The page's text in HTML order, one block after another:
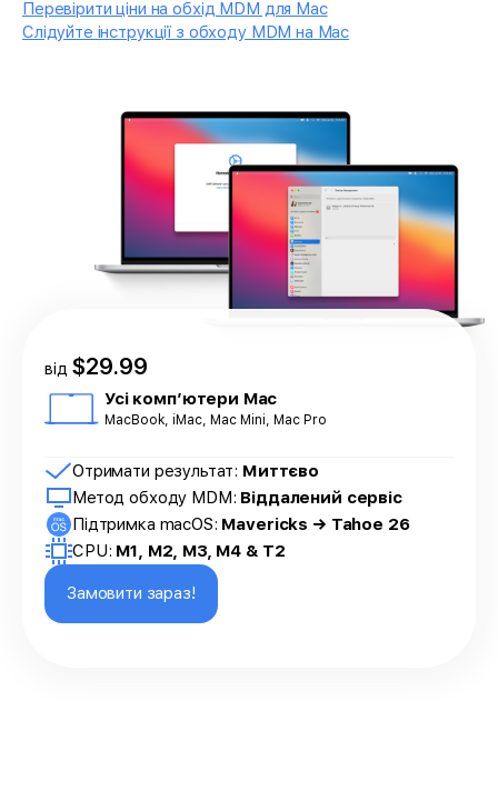
Перевірити ціни на обхід MDM для Mac
Слідуйте інструкції з обходу MDM на Mac
від $29.99
Усі комп’ютери Mac
MacBook, iMac, Mac Mini, Mac Pro
Отримати результат: Миттєво
Метод обходу MDM: Віддалений сервіс
Підтримка macOS: Mavericks → Tahoe 26
CPU: M1, M2, M3, M4 & T2
Замовити зараз!